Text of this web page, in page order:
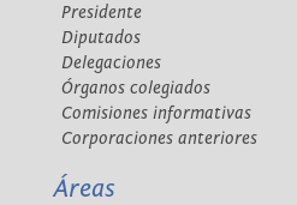
Presidente
Diputados
Delegaciones
Órganos colegiados
Comisiones informativas
Corporaciones anteriores
Áreas